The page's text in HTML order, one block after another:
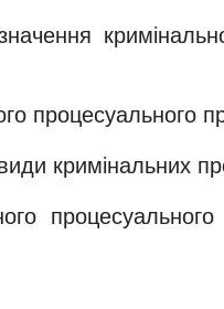
процесуального
кримінальних